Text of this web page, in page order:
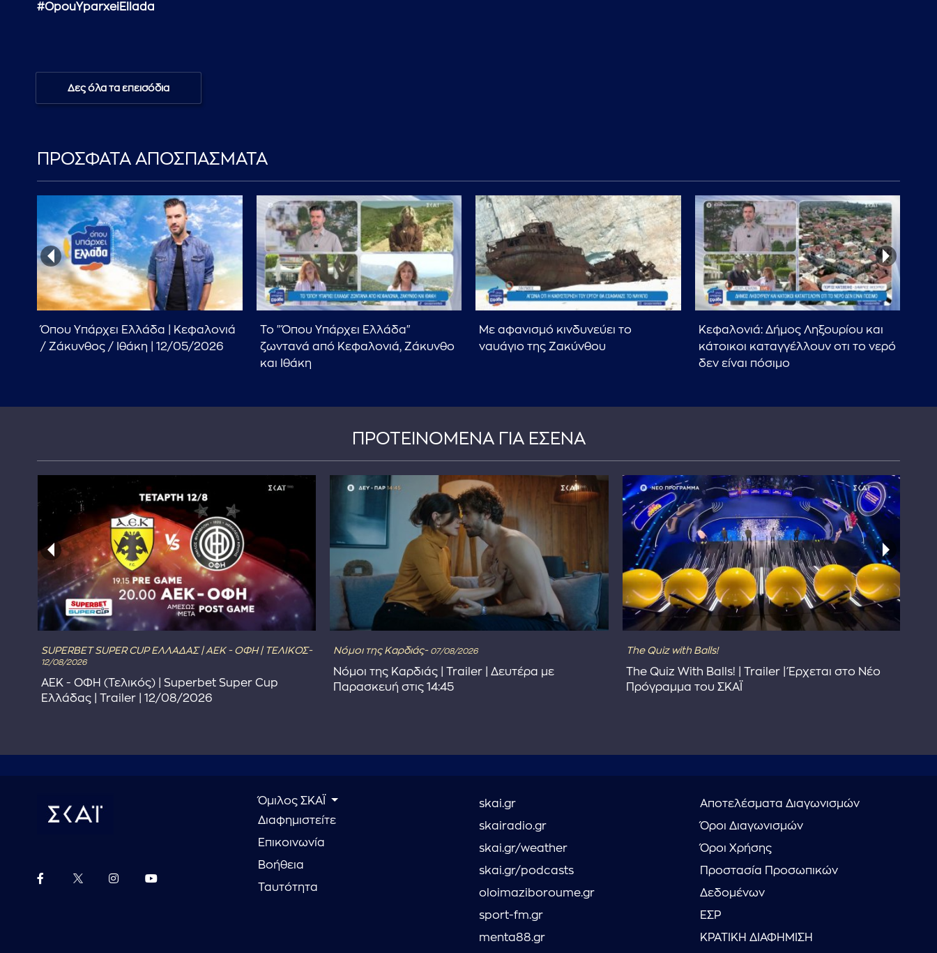
#OpouYparxeiEllada
Δες όλα τα επεισόδια
ΠΡΟΣΦΑΤΑ ΑΠΟΣΠΑΣΜΑΤΑ
Όπου Υπάρχει Ελλάδα | Κεφαλονιά
/ Ζάκυνθος / Ιθάκη | 12/05/2026
Το "Όπου Υπάρχει Ελλάδα"
ζωντανά από Κεφαλονιά, Ζάκυνθο
και Ιθάκη
Με αφανισμό κινδυνεύει το
ναυάγιο της Ζακύνθου
Κεφαλονιά: Δήμος Ληξουρίου και
κάτοικοι καταγγέλλουν οτι το νερό
δεν είναι πόσιμο
ΠΡΟΤΕΙΝΟΜΕΝΑ ΓΙΑ ΕΣΕΝΑ
SUPERBET SUPER CUP ΕΛΛΑΔΑΣ | ΑΕΚ - ΟΦΗ | ΤΕΛΙΚΟΣ-
12/08/2026
ΑΕΚ - ΟΦΗ (Τελικός) | Superbet Super Cup
Ελλάδας | Trailer | 12/08/2026
Νόμοι της Καρδιάς- 07/08/2026
Νόμοι της Καρδιάς | Trailer | Δευτέρα με
Παρασκευή στις 14:45
The Quiz with Balls!
The Quiz With Balls! | Trailer | Έρχεται στο Νέο
Πρόγραμμα του ΣΚΑΪ
Όμιλος ΣΚΑΪ
Διαφημιστείτε
Επικοινωνία
Βοήθεια
Ταυτότητα
skai.gr
skairadio.gr
skai.gr/weather
skai.gr/podcasts
oloimaziboroume.gr
sport-fm.gr
menta88.gr
Αποτελέσματα Διαγωνισμών
Όροι Διαγωνισμών
Όροι Χρήσης
Προστασία Προσωπικών
Δεδομένων
ΕΣΡ
ΚΡΑΤΙΚΗ ΔΙΑΦΗΜΙΣΗ